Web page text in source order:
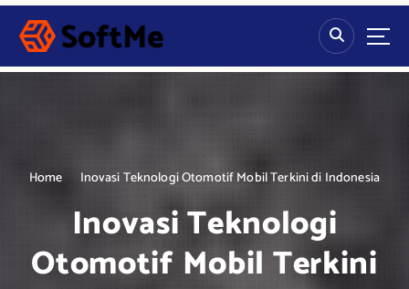
S
p
Home Inovasi Teknologi Otomotif Mobil Terkini di Indonesia
Inovasi Teknologi
Otomotif Mobil Terkini